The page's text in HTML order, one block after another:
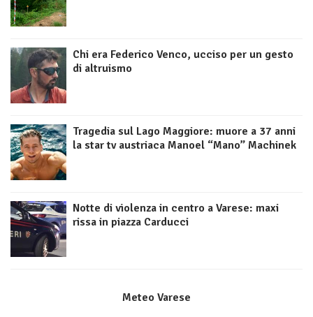
Chi era Federico Venco, ucciso per un gesto
di altruismo
Tragedia sul Lago Maggiore: muore a 37 anni
la star tv austriaca Manoel “Mano” Machinek
Notte di violenza in centro a Varese: maxi
rissa in piazza Carducci
Meteo Varese